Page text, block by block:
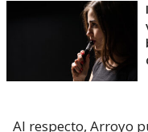
Al respecto, Arroyo